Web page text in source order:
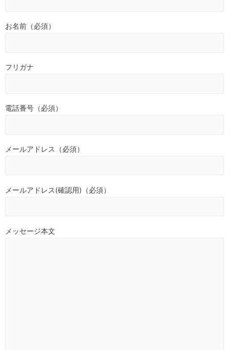
お名前（必須）
フリガナ
電話番号（必須）
メールアドレス（必須）
メールアドレス(確認用)（必須）
メッセージ本文